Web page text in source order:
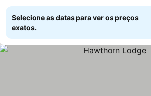
Selecione as datas para ver os preços
exatos.